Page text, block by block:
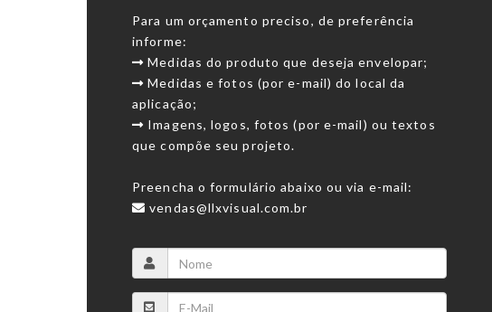
Para um orçamento preciso, de preferência
informe:
Medidas do produto que deseja envelopar;
Medidas e fotos (por e-mail) do local da
aplicação;
Imagens, logos, fotos (por e-mail) ou textos
que compõe seu projeto.
Preencha o formulário abaixo ou via e-mail:
vendas@llxvisual.com.br